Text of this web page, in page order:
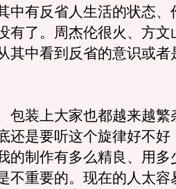
中有反省人生活的状态、
有了。周杰伦很火、方文
其中看到反省的意识或者
装上大家也都越来越繁
还是要听这个旋律好不好
的制作有多么精良、用多
不重要的。现在的人太容